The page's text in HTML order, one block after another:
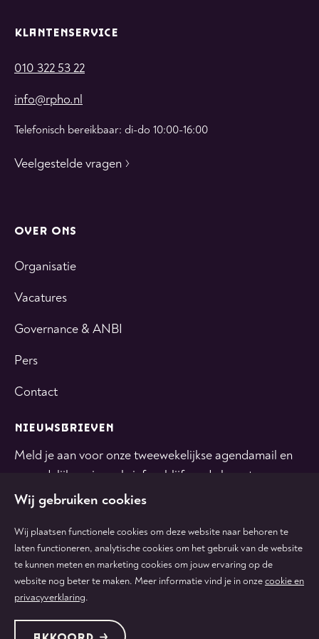
KLANTENSERVICE
010 322 53 22
info@rpho.nl
Telefonisch bereikbaar: di-do 10:00-16:00
Veelgestelde vragen
OVER ONS
Organisatie
Vacatures
Governance & ANBI
Pers
Contact
NIEUWSBRIEVEN
Meld je aan voor onze tweewekelijkse agendamail en
maandelijkse nieuwsbrief en blijf op de hoogte.
Volg
ons
op
tiktok
Volg
ons
op
facebook
Volg
ons
instagram
Volg
ons
Volg
ons
Protected by:de Merkplaats
Wij gebruiken cookies
Wij plaatsen functionele cookies om deze website naar behoren te
laten functioneren, analytische cookies om het gebruik van de website
te kunnen meten en marketing cookies om jouw ervaring op de
website nog beter te maken. Meer informatie vind je in onzecookie en
privacyverklaring.